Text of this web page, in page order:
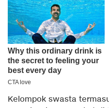
Kelompok swasta